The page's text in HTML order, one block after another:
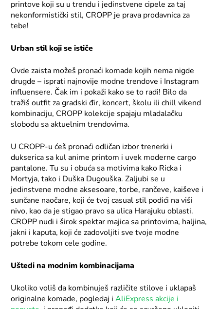
printove koji su u trendu i jedinstvene cipele za taj
nekonformistički stil, CROPP je prava prodavnica za
tebe!
Urban stil koji se ističe
Ovde zaista možeš pronaći komade kojih nema nigde
drugde – isprati najnovije modne trendove i Instagram
influensere. Čak im i pokaži kako se to radi! Bilo da
tražiš outfit za gradski đir, koncert, školu ili chill vikend
kombinaciju, CROPP kolekcije spajaju mladalačku
slobodu sa aktuelnim trendovima.
U CROPP-u ćeš pronaći odličan izbor trenerki i
dukserica sa kul anime printom i uvek moderne cargo
pantalone. Tu su i obuća sa motivima kako Ricka i
Mortyja, tako i Duška Dugouška. Zaljubi se u
jedinstvene modne aksesoare, torbe, rančeve, kaiševe i
sunčane naočare, koji će tvoj casual stil podići na viši
nivo, kao da je stigao pravo sa ulica Harajuku oblasti.
CROPP nudi i širok spektar majica sa printovima, haljina,
jakni i kaputa, koji će zadovoljiti sve tvoje modne
potrebe tokom cele godine.
Uštedi na modnim kombinacijama
Ukoliko voliš da kombinuješ različite stilove i uklapaš
originalne komade, pogledaj iAliExpress akcije i